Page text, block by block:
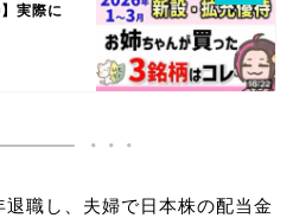
実際に
退職し、夫婦で日本株の配当金